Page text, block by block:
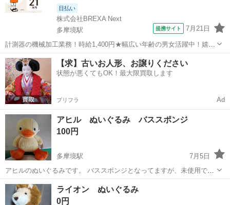
日払い
株式会社BREXA Next
多摩境駅
提携サイト 7月21日
計測器の機械加工業務！時給1,400円★幅広い年齢の男女活躍中！嬉し
い日勤×土日祝休み★1食300円～食堂利用可★便利な日払い制度あ
り！働きやすい空調完備♪《東京都町田市》 人気の工場のお仕事 ◇計
測器の機械加工業務◇ ...
東京 町田市 多摩境駅 その他
【求】古いお人形、お譲りください
状態が悪くてもOK！最大限買取します
プリフラ Ad
アヒル ぬいぐるみ バススポンジ
100円
多摩境駅
7月5日
アヒルのぬいぐるみです。 バススポンジとなってますが、未使用で
す。 中古品にご理解ある方へお願いいたします。
東京 町田市 多摩境駅 おもちゃ
ライオン ぬいぐるみ
0円